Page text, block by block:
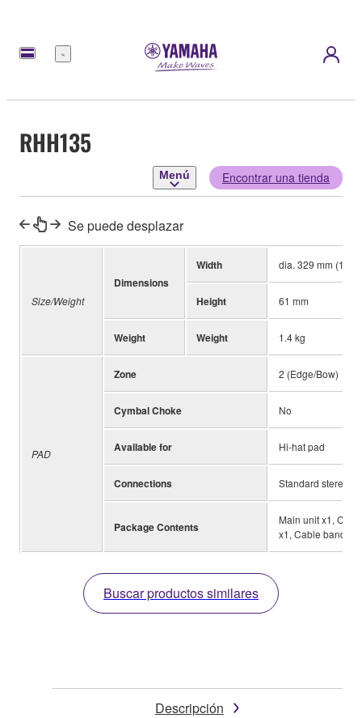
Menú
RHH135
Menú Encontrar una tienda
Se puede desplazar
Size/Weight
Dimensions
Width dia. 329 mm (13
Height 61 mm
Weight Weight 1.4 kg
PAD
Zone 2 (Edge/Bow)
Cymbal Choke No
Available for Hi-hat pad
Connections Standard stereo
Package Contents
Main unit x1,
x1, Cable band
Buscar productos similares
Descripción